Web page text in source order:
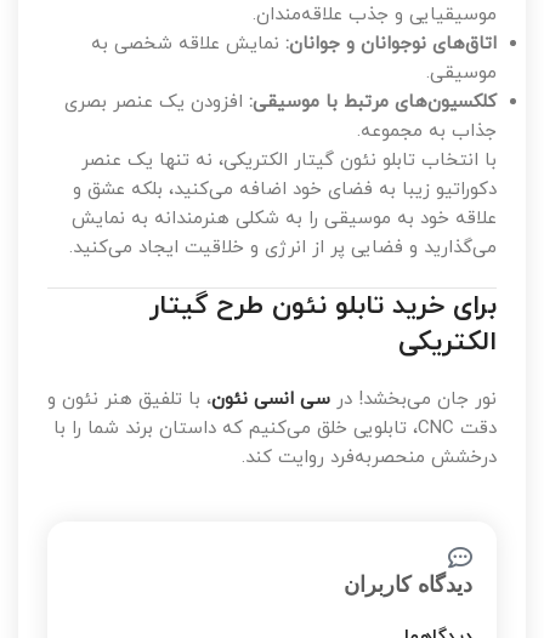
موسیقیایی و جذب علاقه‌مندان.
اتاق‌های نوجوانان و جوانان: نمایش علاقه شخصی به
موسیقی.
کلکسیون‌های مرتبط با موسیقی: افزودن یک عنصر بصری
جذاب به مجموعه.
با انتخاب تابلو نئون گیتار الکتریکی، نه تنها یک عنصر
دکوراتیو زیبا به فضای خود اضافه می‌کنید، بلکه عشق و
علاقه خود به موسیقی را به شکلی هنرمندانه به نمایش
می‌گذارید و فضایی پر از انرژی و خلاقیت ایجاد می‌کنید.
برای خرید تابلو نئون طرح گیتار
الکتریکی
نور جان می‌بخشد! در سی انسی نئون، با تلفیق هنر نئون و
دقت CNC، تابلویی خلق می‌کنیم که داستان برند شما را با
درخشش منحصربه‌فرد روایت کند.
دیدگاه کاربران